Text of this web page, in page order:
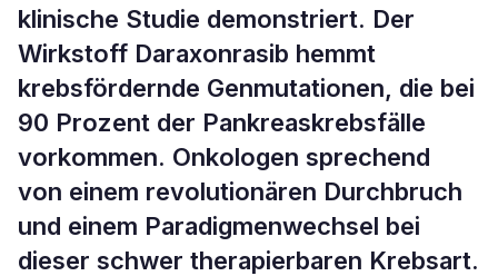
klinische Studie demonstriert. Der
Wirkstoff Daraxonrasib hemmt
krebsfördernde Genmutationen, die bei
90 Prozent der Pankreaskrebsfälle
vorkommen. Onkologen sprechend
von einem revolutionären Durchbruch
und einem Paradigmenwechsel bei
dieser schwer therapierbaren Krebsart.